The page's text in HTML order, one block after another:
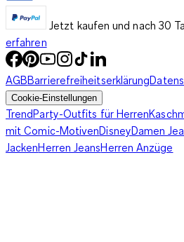
Jetzt kaufen und nach 30
erfahren
AGBBarrierefreiheitserklärung
Cookie-Einstellungen
TrendParty-Outfits für Herren
mit Comic-MotivenDisneyDamen
JackenHerren JeansHerren Anzüge